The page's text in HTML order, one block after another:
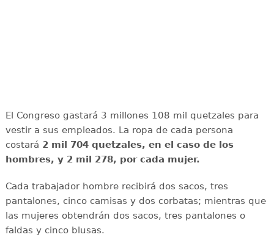
El Congreso gastará 3 millones 108 mil quetzales para
vestir a sus empleados. La ropa de cada persona
costará 2 mil 704 quetzales, en el caso de los
hombres, y 2 mil 278, por cada mujer.
Cada trabajador hombre recibirá dos sacos, tres
pantalones, cinco camisas y dos corbatas; mientras que
las mujeres obtendrán dos sacos, tres pantalones o
faldas y cinco blusas.